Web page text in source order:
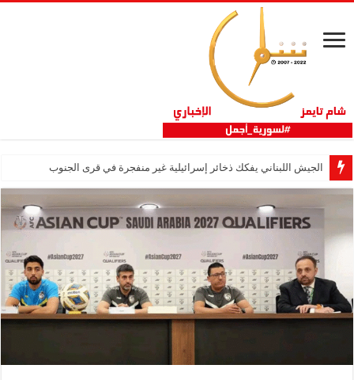
الجيش اللبناني يفكك ذخائر إسرائيلية غير منفجرة في قرى الجنوب